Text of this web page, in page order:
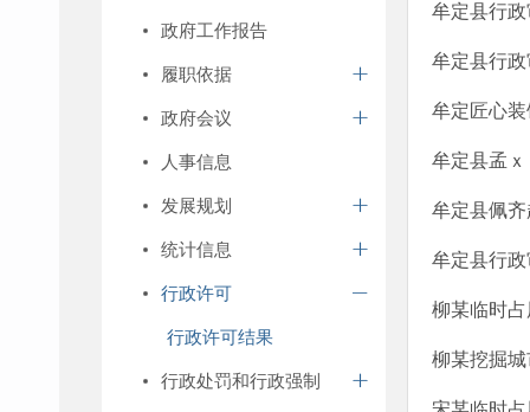
政府工作报告
履职依据
政府会议
人事信息
发展规划
统计信息
行政许可
行政许可结果
行政处罚和行政强制
牟定县行
牟定县行
牟定匠心
牟定县孟
牟定县佩
牟定县行
柳某临时
柳某挖掘